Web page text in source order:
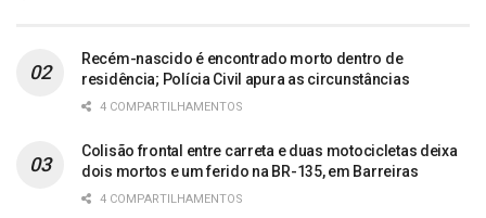
Recém-nascido é encontrado morto dentro de
residência; Polícia Civil apura as circunstâncias
4 COMPARTILHAMENTOS
Colisão frontal entre carreta e duas motocicletas deixa
dois mortos e um ferido na BR-135, em Barreiras
4 COMPARTILHAMENTOS